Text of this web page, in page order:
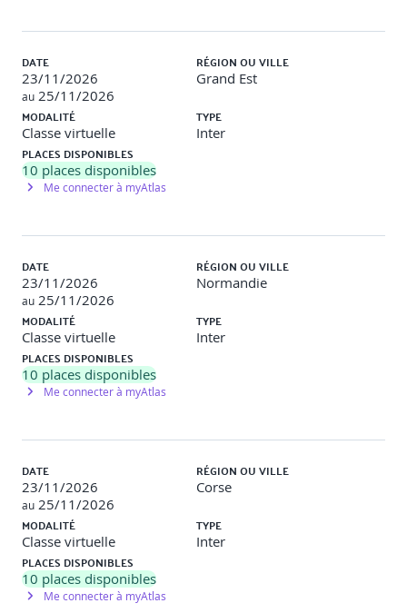
DANS LA REUSSITE DES PROJETS
Ecosystème du projet, Ecosystème organisationnel
Culture du projet, COllaboration, Co-création
Partie prenante, Leadership, Management, Gestion
des changements
3. PARTAGER LES PRATIQUES PRINCE2® ET S’ASSURER
Cas d'affaire
Qualité
Plans
Risque
Changement
Progression
Exercice pratique :en sous-groupes, travail sur un
thème PRINCE2® à partir du manuel de référence de la
Mise en situation :en individuel, examen blanc sous
forme de quiz sur les éléments vus précédemment pour
préparer les apprenants de manière progressive à la
certification et permettre au formateur de réajuster les
connaissances si besoin.
4. PARTAGER LES PROCESSUS PRINCE2® ET S’ASSURER
DE LEUR APPROPRIATION
DATE
23/11/2026
au 25/11/2026
RÉGION OU VILLE
Grand Est
MODALITÉ
Classe virtuelle
TYPE
Inter
PLACES DISPONIBLES
10 places disponibles
Me connecter à myAtlas
DATE
23/11/2026
au 25/11/2026
RÉGION OU VILLE
Normandie
MODALITÉ
Classe virtuelle
TYPE
Inter
PLACES DISPONIBLES
10 places disponibles
Me connecter à myAtlas
DATE
23/11/2026
au 25/11/2026
RÉGION OU VILLE
Corse
MODALITÉ
Classe virtuelle
TYPE
Inter
PLACES DISPONIBLES
10 places disponibles
Me connecter à myAtlas